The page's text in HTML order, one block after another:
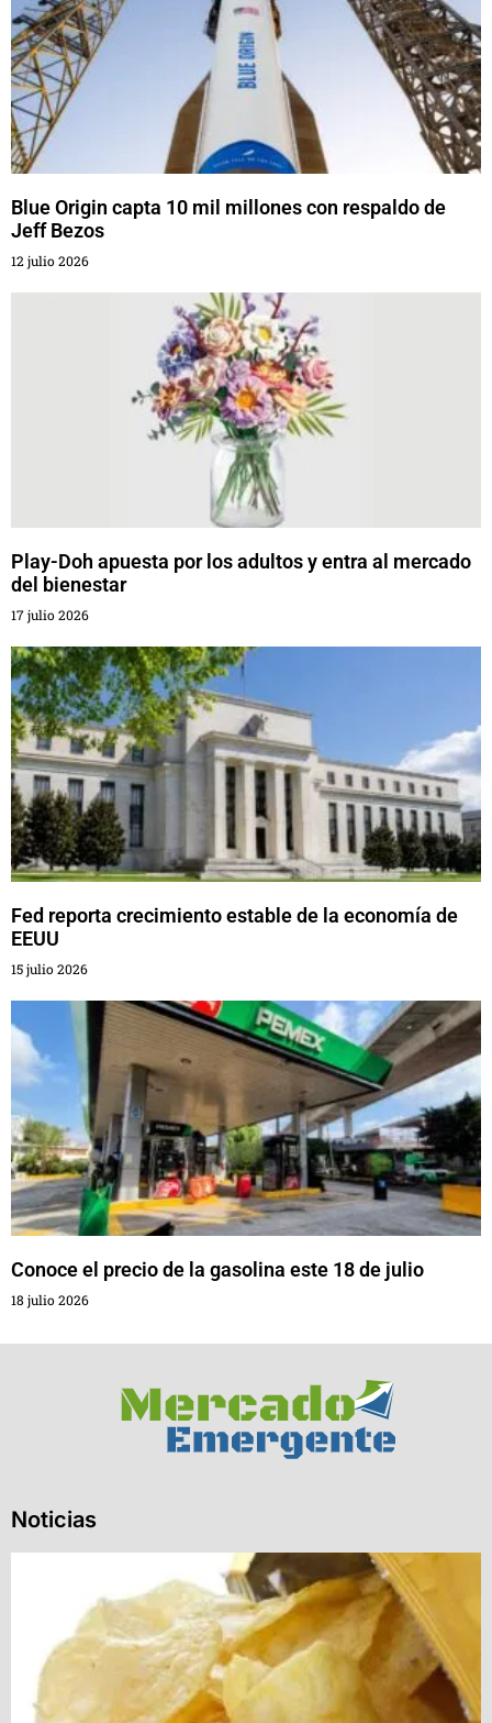
Blue Origin capta 10 mil millones con respaldo de
Jeff Bezos
12 julio 2026
Play-Doh apuesta por los adultos y entra al mercado
del bienestar
17 julio 2026
Fed reporta crecimiento estable de la economía de
EEUU
15 julio 2026
Conoce el precio de la gasolina este 18 de julio
18 julio 2026
Noticias